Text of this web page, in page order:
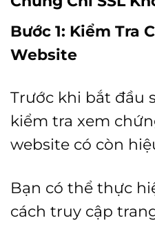
Bước 1: Kiểm Tra
Website
Trước khi bắt đầu
kiểm tra xem
website có còn
Bạn có thể thực
cách truy cập